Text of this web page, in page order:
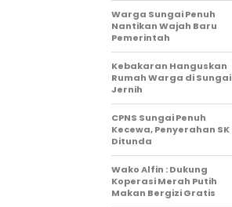
Warga Sungai Penuh
Nantikan Wajah Baru
Pemerintah
Kebakaran Hanguskan
Rumah Warga di Sungai
Jernih
CPNS Sungai Penuh
Kecewa, Penyerahan SK
Ditunda
Wako Alfin : Dukung
Koperasi Merah Putih
Makan Bergizi Gratis